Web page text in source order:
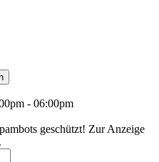
- 06:00pm
geschützt! Zur Anzeige